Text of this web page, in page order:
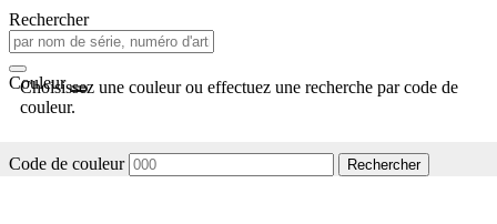
Rechercher
Couleur
Choisissez une couleur ou effectuez une recherche par code de
couleur.
Code de couleur Rechercher